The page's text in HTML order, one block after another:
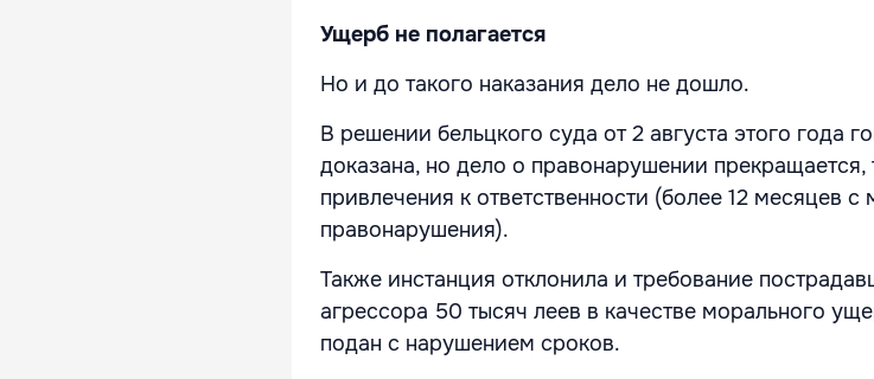
Ущерб не полагается
Но и до такого наказания дело не дошло.
В решении бельцкого суда от 2 августа этого года
доказана, но дело о правонарушении прекращается,
привлечения к ответственности (более 12 месяцев
правонарушения).
Также инстанция отклонила и требование
агрессора 50 тысяч леев в качестве морального
подан с нарушением сроков.